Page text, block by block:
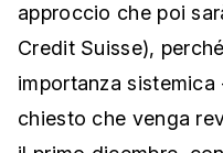
approccio che poi
Credit Suisse),
importanza
chiesto che venga